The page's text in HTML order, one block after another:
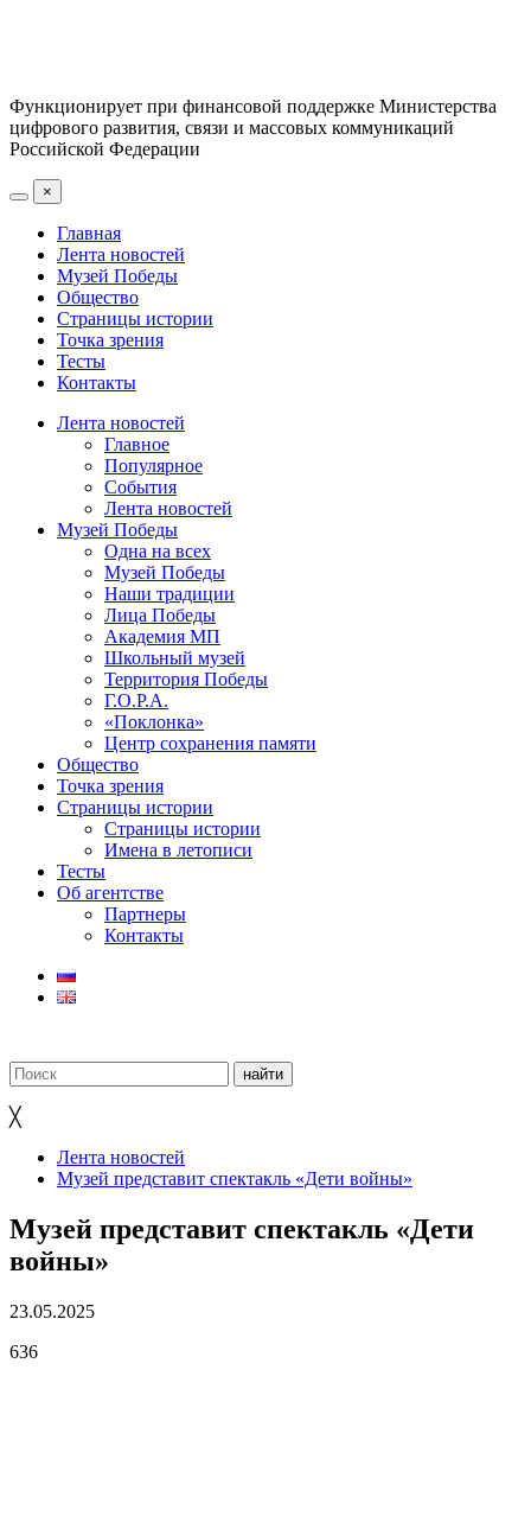
Функционирует при финансовой поддержке Министерства
цифрового развития, связи и массовых коммуникаций
Российской Федерации
×
Главная
Лента новостей
Музей Победы
Общество
Страницы истории
Точка зрения
Тесты
Контакты
Лента новостей
Главное
Популярное
События
Лента новостей
Музей Победы
Одна на всех
Музей Победы
Наши традиции
Лица Победы
Академия МП
Школьный музей
Территория Победы
Г.О.Р.А.
«Поклонка»
Центр сохранения памяти
Общество
Точка зрения
Страницы истории
Страницы истории
Имена в летописи
Тесты
Об агентстве
Партнеры
Контакты
╳
Лента новостей
Музей представит спектакль «Дети войны»
Музей представит спектакль «Дети
войны»
23.05.2025
636